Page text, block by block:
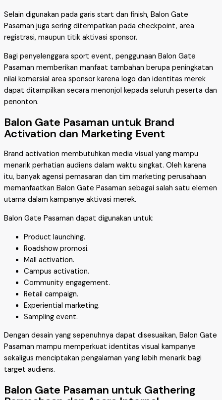
Selain digunakan pada garis start dan finish, Balon Gate
Pasaman juga sering ditempatkan pada checkpoint, area
registrasi, maupun titik aktivasi sponsor.
Bagi penyelenggara sport event, penggunaan Balon Gate
Pasaman memberikan manfaat tambahan berupa peningkatan
nilai komersial area sponsor karena logo dan identitas merek
dapat ditampilkan secara menonjol kepada seluruh peserta dan
penonton.
Balon Gate Pasaman untuk Brand
Activation dan Marketing Event
Brand activation membutuhkan media visual yang mampu
menarik perhatian audiens dalam waktu singkat. Oleh karena
itu, banyak agensi pemasaran dan tim marketing perusahaan
memanfaatkan Balon Gate Pasaman sebagai salah satu elemen
utama dalam kampanye aktivasi merek.
Balon Gate Pasaman dapat digunakan untuk:
Product launching.
Roadshow promosi.
Mall activation.
Campus activation.
Community engagement.
Retail campaign.
Experiential marketing.
Sampling event.
Dengan desain yang sepenuhnya dapat disesuaikan, Balon Gate
Pasaman mampu memperkuat identitas visual kampanye
sekaligus menciptakan pengalaman yang lebih menarik bagi
target audiens.
Balon Gate Pasaman untuk Gathering